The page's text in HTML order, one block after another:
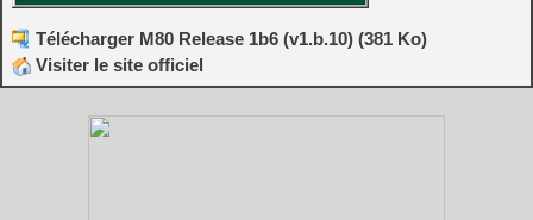
Télécharger M80 Release 1b6 (v1.b.10) (381 Ko)
Visiter le site officiel